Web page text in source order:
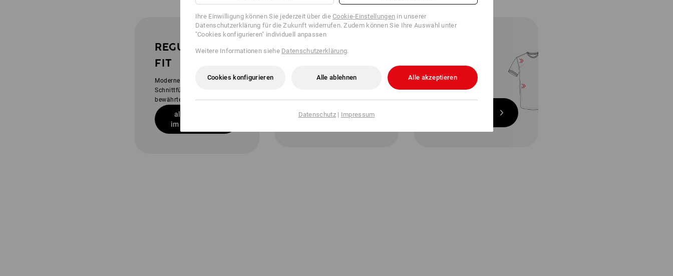
REGULAR
FIT
Moderne, gerade
Schnittführung in
bewährter Länge
alle Basics
im regular fit
LONG FIT
Schnittführung,
im long fit
Sportlich schlanke
Schnittführung an
Taille, Schultern
Ihre Einwilligung können Sie jederzeit über dieCookie-Einstellungen in unserer
Datenschutzerklärung für die Zukunft widerrufen. Zudem können Sie Ihre Auswahl unter
"Cookies konfigurieren" individuell anpassen
Weitere Informationen siehe Datenschutzerklärung.
Cookies konfigurieren Alle ablehnen Alle akzeptieren
Datenschutz| Impressum